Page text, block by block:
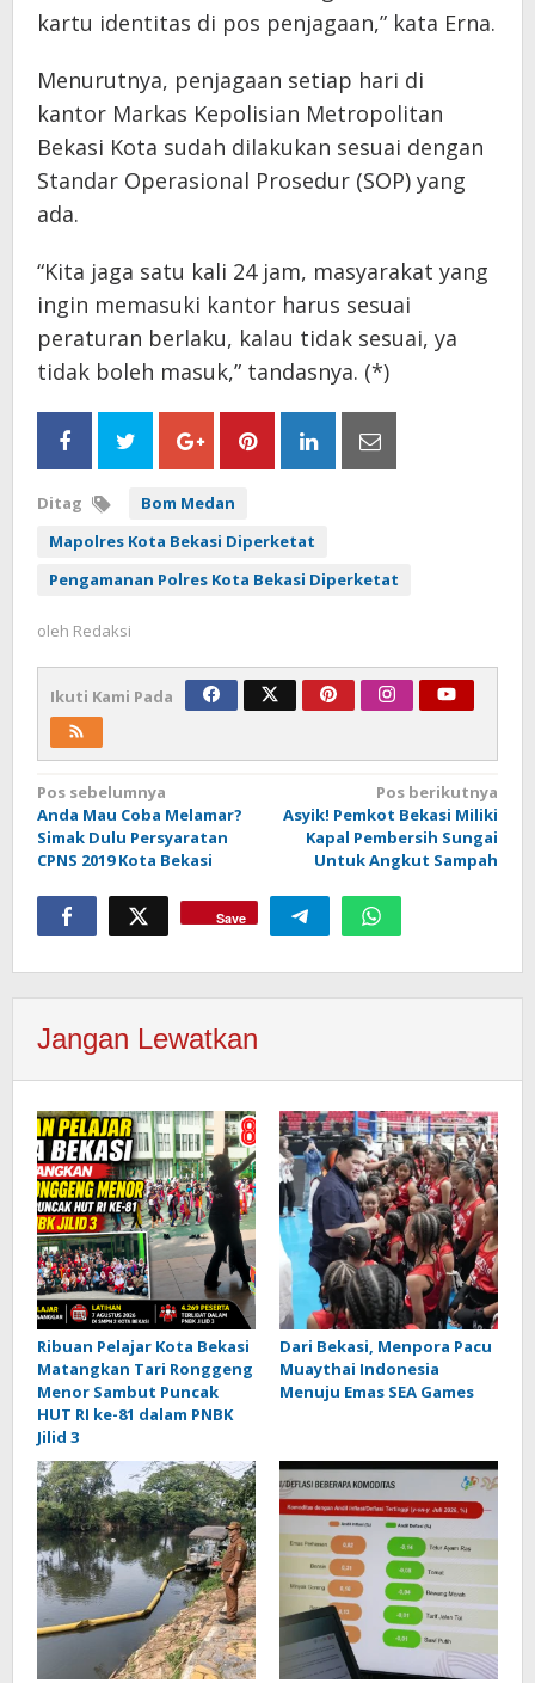
kartu identitas di pos penjagaan,” kata Erna.
Menurutnya, penjagaan setiap hari di
kantor Markas Kepolisian Metropolitan
Bekasi Kota sudah dilakukan sesuai dengan
Standar Operasional Prosedur (SOP) yang
ada.
“Kita jaga satu kali 24 jam, masyarakat yang
ingin memasuki kantor harus sesuai
peraturan berlaku, kalau tidak sesuai, ya
tidak boleh masuk,” tandasnya. (*)
Ditag
Bom Medan
Mapolres Kota Bekasi Diperketat
Pengamanan Polres Kota Bekasi Diperketat
oleh Redaksi
Ikuti Kami Pada
Navigasi
pos
Pos sebelumnya
Anda Mau Coba Melamar?
Simak Dulu Persyaratan
CPNS 2019 Kota Bekasi
Pos berikutnya
Asyik! Pemkot Bekasi Miliki
Kapal Pembersih Sungai
Untuk Angkut Sampah
Save
Jangan Lewatkan
Ribuan Pelajar Kota Bekasi
Matangkan Tari Ronggeng
Menor Sambut Puncak
HUT RI ke-81 dalam PNBK
Jilid 3
Dari Bekasi, Menpora Pacu
Muaythai Indonesia
Menuju Emas SEA Games